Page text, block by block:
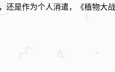
还是作为个人消遣，《植物